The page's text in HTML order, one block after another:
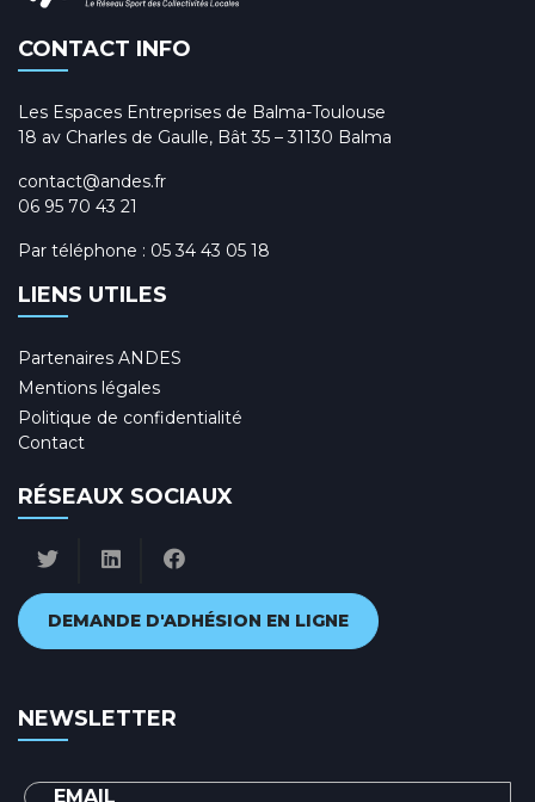
CONTACT INFO
Les Espaces Entreprises de Balma-Toulouse
18 av Charles de Gaulle, Bât 35 – 31130 Balma
contact@andes.fr
06 95 70 43 21
Par téléphone : 05 34 43 05 18
LIENS UTILES
Partenaires ANDES
Mentions légales
Politique de confidentialité
Contact
RÉSEAUX SOCIAUX
DEMANDE D'ADHÉSION EN LIGNE
NEWSLETTER